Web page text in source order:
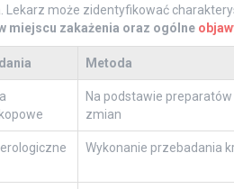
Lekarz może zidentyfikować
miejscu zakażenia oraz ogólne
Metoda
Na podstawie preparatów
zmian
Wykonanie przebadania